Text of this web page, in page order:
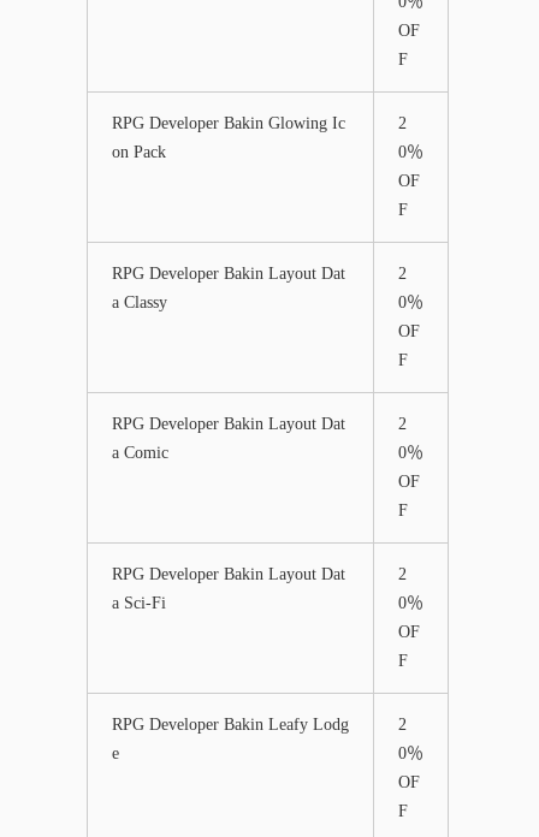
OF
F
RPG Developer Bakin Glowing Ic
on Pack
2
0％
OF
F
RPG Developer Bakin Layout Dat
a Classy
2
0％
OF
F
RPG Developer Bakin Layout Dat
a Comic
2
0％
OF
F
RPG Developer Bakin Layout Dat
a Sci-Fi
2
0％
OF
F
RPG Developer Bakin Leafy Lodg
e
2
0％
OF
F